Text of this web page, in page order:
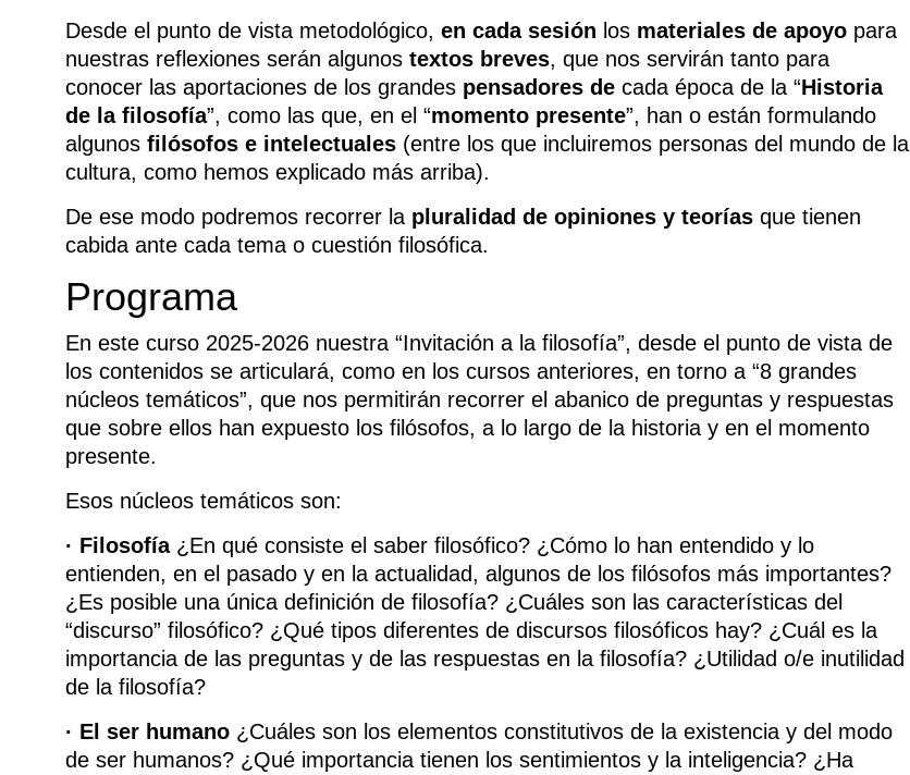
Desde el punto de vista metodológico, en cada sesión los materiales de apoyo para
nuestras reflexiones serán algunos textos breves, que nos servirán tanto para
conocer las aportaciones de los grandes pensadores de cada época de la “Historia
de la filosofía”, como las que, en el “momento presente”, han o están formulando
algunos filósofos e intelectuales (entre los que incluiremos personas del mundo de la
cultura, como hemos explicado más arriba).
De ese modo podremos recorrer la pluralidad de opiniones y teorías que tienen
cabida ante cada tema o cuestión filosófica.
Programa
En este curso 2025-2026 nuestra “Invitación a la filosofía”, desde el punto de vista de
los contenidos se articulará, como en los cursos anteriores, en torno a “8 grandes
núcleos temáticos”, que nos permitirán recorrer el abanico de preguntas y respuestas
que sobre ellos han expuesto los filósofos, a lo largo de la historia y en el momento
presente.
Esos núcleos temáticos son:
· Filosofía¿En qué consiste el saber filosófico? ¿Cómo lo han entendido y lo
entienden, en el pasado y en la actualidad, algunos de los filósofos más importantes?
¿Es posible una única definición de filosofía? ¿Cuáles son las características del
“discurso” filosófico? ¿Qué tipos diferentes de discursos filosóficos hay? ¿Cuál es la
importancia de las preguntas y de las respuestas en la filosofía? ¿Utilidad o/e inutilidad
de la filosofía?
· El ser humano ¿Cuáles son los elementos constitutivos de la existencia y del modo
de ser humanos? ¿Qué importancia tienen los sentimientos y la inteligencia? ¿Ha